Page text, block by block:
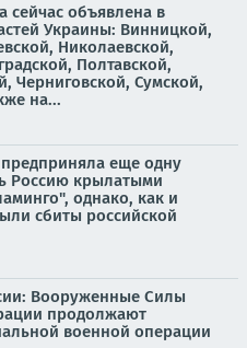
сейчас объявлена в
Украины: Винницкой,
Николаевской,
Полтавской,
Черниговской, Сумской,
на...
еще одну
Россию крылатыми
однако, как и
сбиты российской
Вооруженные Силы
продолжают
военной операции